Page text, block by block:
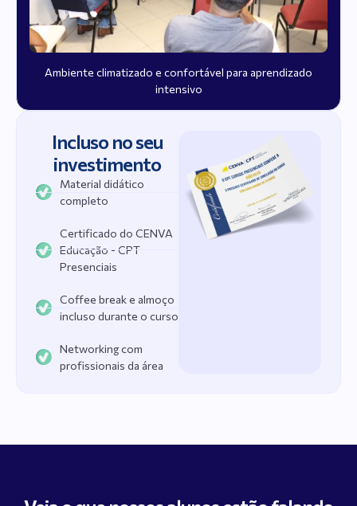
Ambiente climatizado e confortável para aprendizado
intensivo
Incluso no seu
investimento
Material didático
completo
Certificado do CENVA
Educação - CPT
Presenciais
Coffee break e almoço
incluso durante o curso
Networking com
profissionais da área